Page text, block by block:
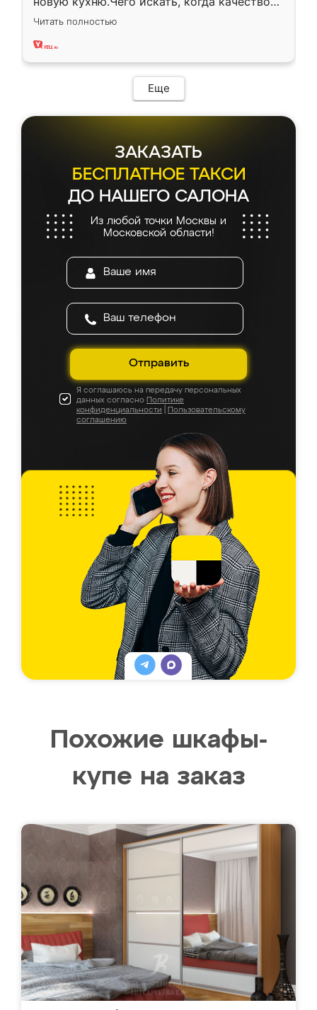
вполне довольна. Служит кухня уже почти
два года, нареканий нет.
Читать полностью
Еще
ЗАКАЗАТЬ
БЕСПЛАТНОЕ ТАКСИ
ДО НАШЕГО САЛОНА
Из любой точки Москвы и
Московской области!
Отправить
Я соглашаюсь на передачу персональных
данных согласно Политике
конфиденциальности
Пользовательскому
соглашению
Похожие шкафы-
купе на заказ